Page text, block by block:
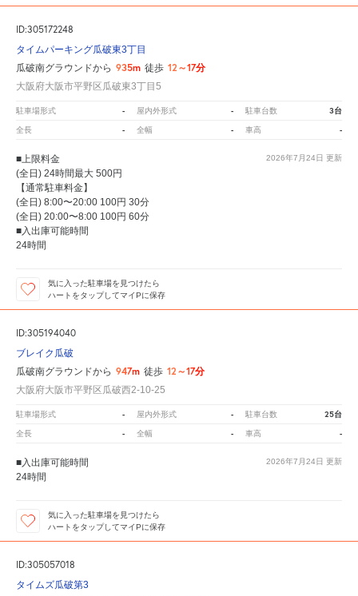
ID:305172248
タイムパーキング瓜破東3丁目
瓜破南グラウンドから 935m 徒歩 12～17分
大阪府大阪市平野区瓜破東3丁目5
駐車場形式 - 屋内外形式 - 駐車台数 3台
全長 - 全幅 - 車高 -
2026年7月24日 更新
■上限料金
(全日) 24時間最大 500円
【通常駐車料金】
(全日) 8:00〜20:00 100円 30分
(全日) 20:00〜8:00 100円 60分
■入出庫可能時間
24時間
気に入った駐車場を見つけたら
ハートをタップしてマイPに保存
ID:305194040
ブレイク瓜破
瓜破南グラウンドから 947m 徒歩 12～17分
大阪府大阪市平野区瓜破西2-10-25
駐車場形式 - 屋内外形式 - 駐車台数 25台
全長 - 全幅 - 車高 -
2026年7月24日 更新
■入出庫可能時間
24時間
気に入った駐車場を見つけたら
ハートをタップしてマイPに保存
ID:305057018
タイムズ瓜破第3